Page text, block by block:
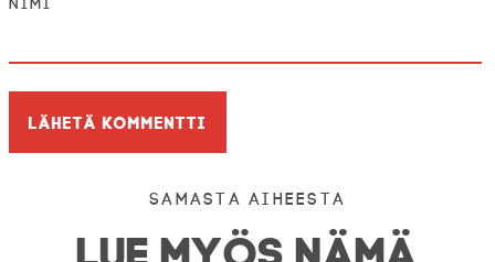
Nimi
Samasta aiheesta
LUE MYÖS NÄMÄ